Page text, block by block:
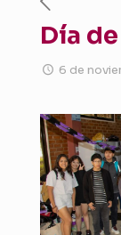
Día
6 de